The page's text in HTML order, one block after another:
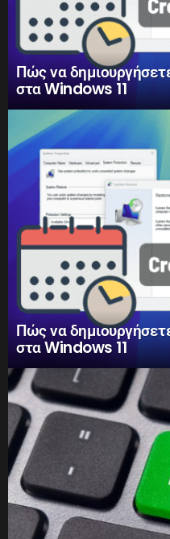
Πώς να
στα Windows 11
Πώς να
στα Windows 11